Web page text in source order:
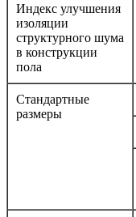
Индекс улучшения
изоляции
структурного шума
в конструкции
пола
Стандартные
размеры